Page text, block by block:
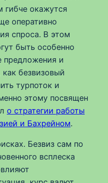
гибче окажутся
оперативно
спроса. В этом
быть особенно
предложения и
безвизовый
турпоток и
этому посвящен
о стратегии работы
и Бахрейном.
Безвиз сам по
всплеска